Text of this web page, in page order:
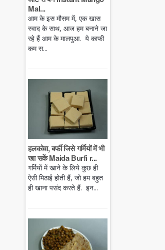
Mal...
आम के इस मौसम में, एक खास
स्वाद के साथ, आज हम बनाने जा
रहे हैं आम के मालपुआ. ये काफी
कम स...
हलकोवा, बर्फी जिसे गर्मियों में भी
खा सकें Maida Burfi r...
गर्मियों में खाने के लिये कुछ ही
ऐसी मिठाई होती हैं, जो हम बहुत
ही खाना पसंद करते हैं. इन...